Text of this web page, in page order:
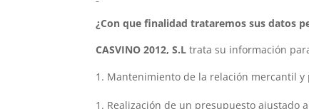
¿Con que finalidad trataremos sus datos
CASVINO 2012, S.L trata su información
Mantenimiento de la relación mercantil
Realización de un presupuesto ajustado